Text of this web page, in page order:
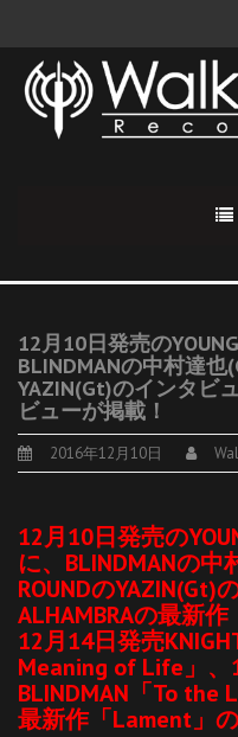
12月10日発売の
BLINDMANの中村達也
YAZIN(Gt)のインタビ
ビューが掲載！
2016年12月10日
12月10日発売の
に、BLINDMANの中
ROUNDのYAZIN(Gt)
ALHAMBRAの最新
12月14日発売
Meaning of Life」
BLINDMAN「To the
最新作「Lament」